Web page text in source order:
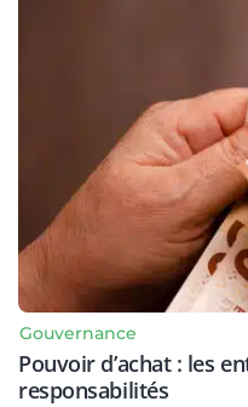
Gouvernance
Pouvoir d’achat : les
responsabilités